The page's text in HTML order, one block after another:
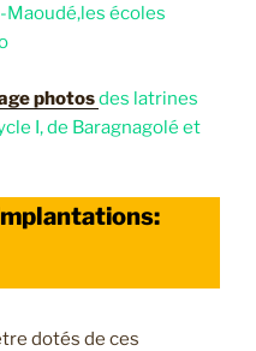
écoles
photosdes latrines
I, de Baragnagolé et
dotés de ces